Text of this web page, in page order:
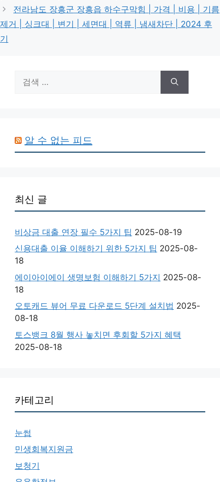
전라남도 장흥군 장흥읍 하수구막힘 | 가격 | 비용 | 기름
제거 | 싱크대 | 변기 | 세면대 | 역류 | 냄새차단 | 2024 후
기
색:
알 수 없는 피드
최신 글
비상금 대출 연장 필수 5가지 팁 2025-08-19
신용대출 이율 이해하기 위한 5가지 팁 2025-08-
18
에이아이에이 생명보험 이해하기 5가지 2025-08-
18
오토캐드 뷰어 무료 다운로드 5단계 설치법 2025-
08-18
토스뱅크 8월 행사 놓치면 후회할 5가지 혜택
2025-08-18
카테고리
눈썹
민생회복지원금
보청기